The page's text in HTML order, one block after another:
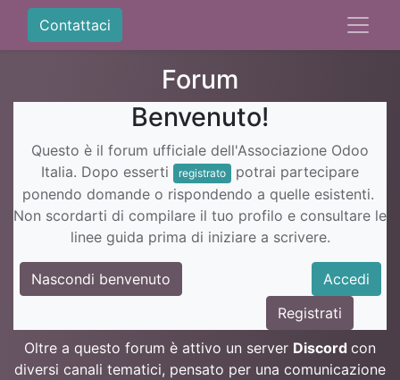
Contattaci
Forum
Benvenuto!
Questo è il forum ufficiale dell'Associazione Odoo
Italia. Dopo esserti
registrato
potrai partecipare
ponendo domande o rispondendo a quelle esistenti.
Non scordarti di compilare il tuo profilo e consultare le
linee guida prima di iniziare a scrivere.
Nascondi benvenuto
Accedi
Registrati
Oltre a questo forum è attivo un server Discord con
diversi canali tematici, pensato per una comunicazione